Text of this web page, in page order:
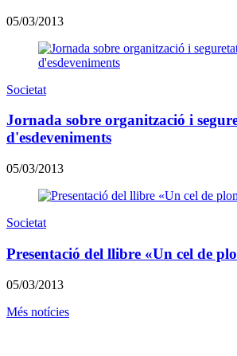
05/03/2013
Societat
Jornada sobre organització i
d'esdeveniments
05/03/2013
Societat
Presentació del llibre «Un cel de
05/03/2013
Més notícies